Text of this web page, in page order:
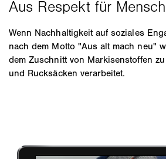
Wenn Nachhaltigkeit auf soziales
nach dem Motto "Aus alt mach neu"
dem Zuschnitt von Markisenstoffen
und Rucksäcken verarbeitet.